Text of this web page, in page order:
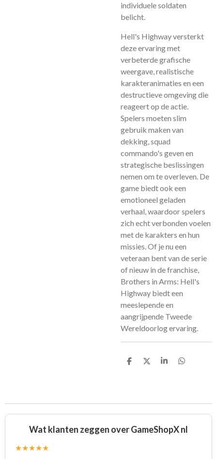
individuele soldaten
belicht.
Hell's Highway versterkt
deze ervaring met
verbeterde grafische
weergave, realistische
karakteranimaties en een
destructieve omgeving die
reageert op de actie.
Spelers moeten slim
gebruik maken van
dekking, squad
commando's geven en
strategische beslissingen
nemen om te overleven. De
game biedt ook een
emotioneel geladen
verhaal, waardoor spelers
zich echt verbonden voelen
met de karakters en hun
missies. Of je nu een
veteraan bent van de serie
of nieuw in de franchise,
Brothers in Arms: Hell's
Highway biedt een
meeslepende en
aangrijpende Tweede
Wereldoorlog ervaring.
D
D
S
D
Wat klanten zeggen over GameShopX nl
★★★★★